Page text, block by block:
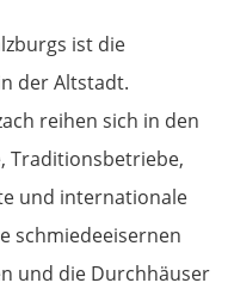
ist die
der Altstadt.
reihen sich in den
Traditionsbetriebe,
und internationale
schmiedeeisernen
und die Durchhäuser